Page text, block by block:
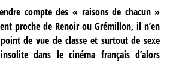
compte des « raisons de chacun »
proche de Renoir ou Grémillon, il n’en
de vue de classe et surtout de sexe
dans le cinéma français d’alors